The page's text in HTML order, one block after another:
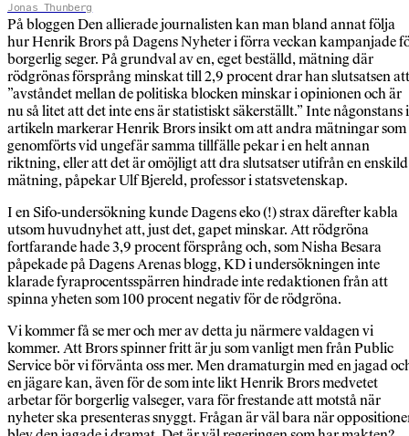
Jonas Thunberg
På bloggen Den allierade journalisten kan man bland annat följa
hur Henrik Brors på Dagens Nyheter i förra veckan kampanjade
borgerlig seger. På grundval av en, eget beställd, mätning där
rödgrönas försprång minskat till 2,9 procent drar han slutsatsen att
”avståndet mellan de politiska blocken minskar i opinionen och är
nu så litet att det inte ens är statistiskt säkerställt.” Inte någonstans i
artikeln markerar Henrik Brors insikt om att andra mätningar som
genomförts vid ungefär samma tillfälle pekar i en helt annan
riktning, eller att det är omöjligt att dra slutsatser utifrån en enskild
mätning, påpekar Ulf Bjereld, professor i statsvetenskap.
I en Sifo-undersökning kunde Dagens eko (!) strax därefter kabla
utsom huvudnyhet att, just det, gapet minskar. Att rödgröna
fortfarande hade 3,9 procent försprång och, som Nisha Besara
påpekade på Dagens Arenas blogg, KD i undersökningen inte
klarade fyraprocentsspärren hindrade inte redaktionen från att
spinna yheten som 100 procent negativ för de rödgröna.
Vi kommer få se mer och mer av detta ju närmere valdagen vi
kommer. Att Brors spinner fritt är ju som vanligt men från Public
Service bör vi förvänta oss mer. Men dramaturgin med en jagad
en jägare kan, även för de som inte likt Henrik Brors medvetet
arbetar för borgerlig valseger, vara för frestande att motstå när
nyheter ska presenteras snyggt. Frågan är väl bara när